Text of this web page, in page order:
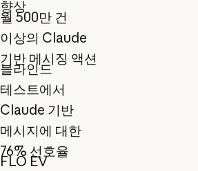
향상
월 500만 건
이상의 Claude
기반 메시징 액션
블라인드
테스트에서
Claude 기반
메시지에 대한
76% 선호율
FLO EV